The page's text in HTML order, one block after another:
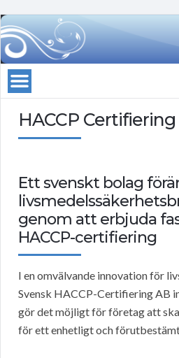
HACCP Certifiering
Ett svenskt bolag
genom att erbjuda
HACCP-certifiering
I en omvälvande innovation för
Svensk HACCP-Certifiering AB
gör det möjligt för företag att
för ett enhetligt och